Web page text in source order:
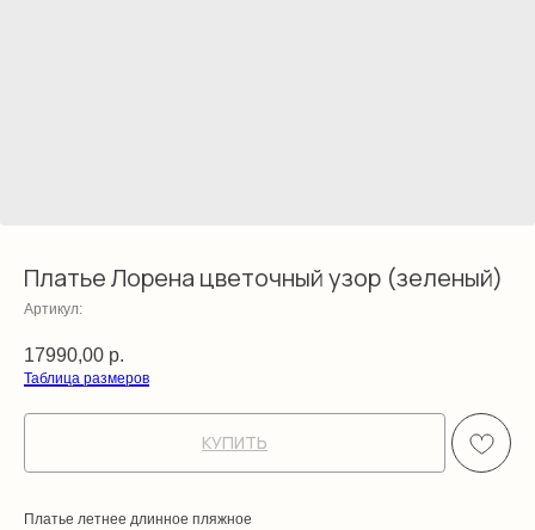
Платье Лорена цветочный узор (зеленый)
Артикул:
17990,00 р.
Таблица размеров
КУПИТЬ
Платье летнее длинное пляжное